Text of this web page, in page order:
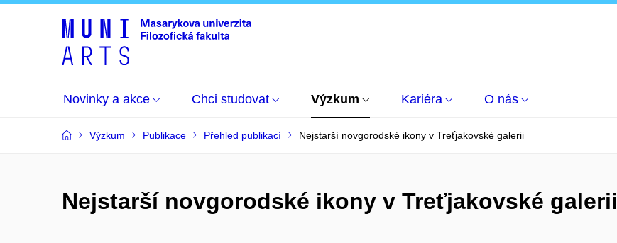
Novinky a akce Chci studovat Výzkum Kariéra O nás
Výzkum Publikace Přehled publikací Nejstarší novgorodské ikony v Treťjakovské galerii
Nejstarší novgorodské ikony v Treťjakovské galerii